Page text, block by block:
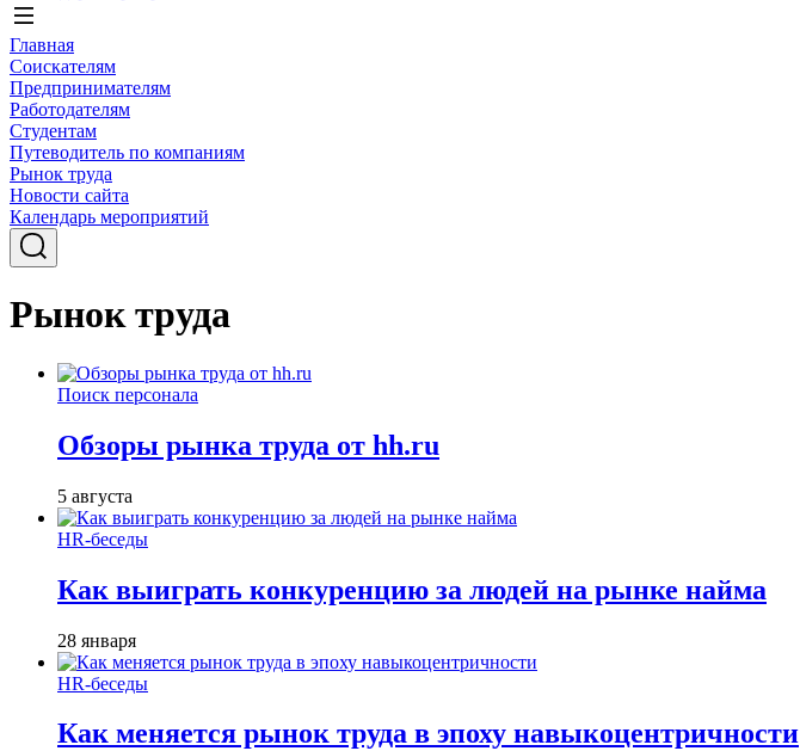
Главная
Соискателям
Предпринимателям
Работодателям
Студентам
Путеводитель по компаниям
Рынок труда
Новости сайта
Календарь мероприятий
Рынок труда
Поиск персонала
Обзоры рынка труда от hh.ru
5 августа
HR-беседы
Как выиграть конкуренцию за людей на рынке найма
28 января
HR-беседы
Как меняется рынок труда в эпоху навыкоцентричности